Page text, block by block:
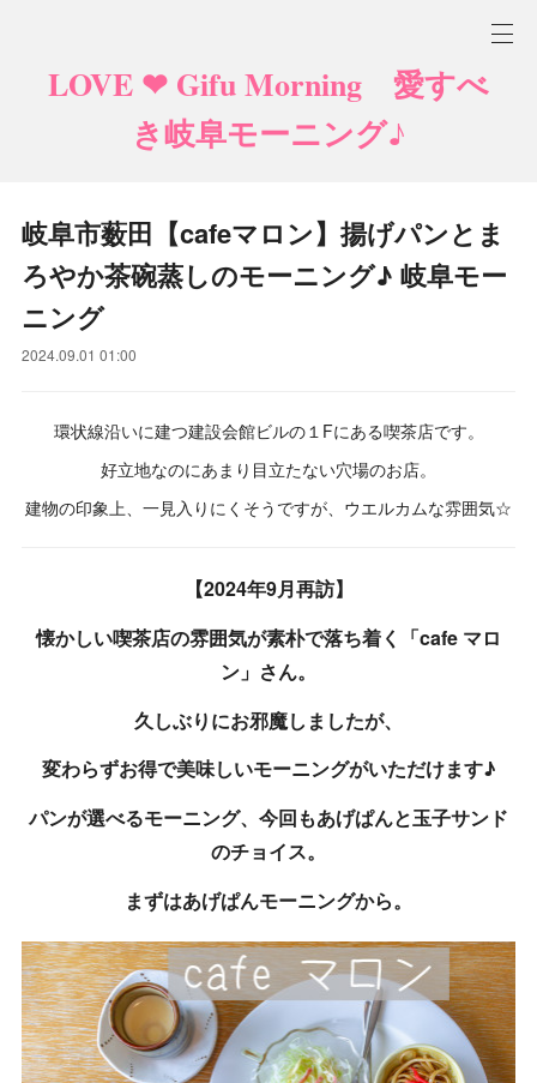
LOVE ❤ Gifu Morning 愛すべ
き岐阜モーニング♪
岐阜市薮田【cafeマロン】揚げパンとま
ろやか茶碗蒸しのモーニング♪ 岐阜モー
ニング
2024.09.01 01:00
環状線沿いに建つ建設会館ビルの１Fにある喫茶店です。
好立地なのにあまり目立たない穴場のお店。
建物の印象上、一見入りにくそうですが、ウエルカムな雰囲気☆
【2024年9月再訪】
懐かしい喫茶店の雰囲気が素朴で落ち着く「cafe マロ
ン」さん。
久しぶりにお邪魔しましたが、
変わらずお得で美味しいモーニングがいただけます♪
パンが選べるモーニング、今回もあげぱんと玉子サンド
のチョイス。
まずはあげぱんモーニングから。